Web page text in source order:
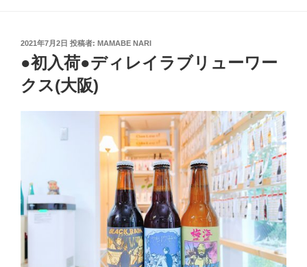
投
日:
2021年7月2日 投稿者: MAMABE NARI
●初入荷●ディレイラブリューワー
クス(大阪)